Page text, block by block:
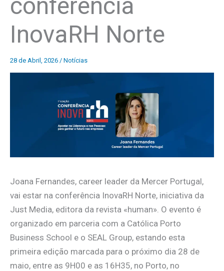
InovaRH Norte
28 de Abril, 2026 / Notícias
Joana Fernandes, career leader da Mercer Portugal,
vai estar na conferência InovaRH Norte, iniciativa da
Just Media, editora da revista «human». O evento é
organizado em parceria com a Católica Porto
Business School e o SEAL Group, estando esta
primeira edição marcada para o próximo dia 28 de
maio, entre as 9H00 e as 16H35, no Porto, no